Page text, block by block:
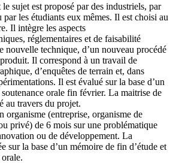
sujet est proposé par des industriels, par
par les étudiants eux mêmes. Il est choisi au
Il intègre les aspects
réglementaires et de faisabilité
nouvelle technique, d’un nouveau procédé
Il correspond à un travail de
d’enquêtes de terrain et, dans
Il est évalué sur la base d’un
soutenance orale fin février. La maitrise de
au travers du projet.
organisme (entreprise, organisme de
privé) de 6 mois sur une problématique
ou de développement. La
sur la base d’un mémoire de fin d’étude et
orale.